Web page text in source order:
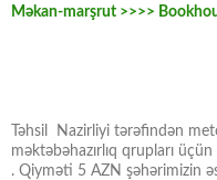
Məkan-marşrut >>>>
Təhsil Nazirliyi tərəfindən
məktəbəhazırlıq qrupları
. Qiyməti 5 AZN şəhərimizin